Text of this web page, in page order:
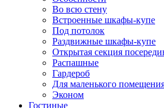
Во всю стену
Встроенные шкафы-купе
Под потолок
Раздвижные шкафы-купе
Открытая секция
Распашные
Гардероб
Для маленького
Эконом
Гостиные